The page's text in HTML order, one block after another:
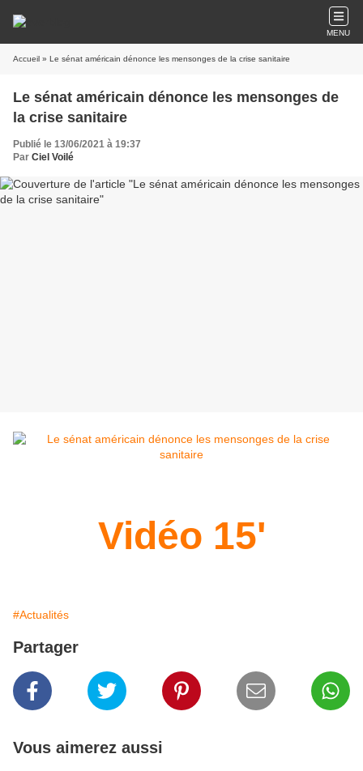
MENU
Accueil » Le sénat américain dénonce les mensonges de la crise sanitaire
Le sénat américain dénonce les mensonges de
la crise sanitaire
Publié le 13/06/2021 à 19:37
Par Ciel Voilé
Vidéo 15'
#Actualités
Partager
Vous aimerez aussi